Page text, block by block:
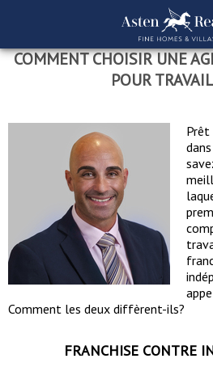
COMMENT CHOISIR UNE
POUR
Prêt
Comment les deux diffèrent-ils?
FRANCHISE CONTRE